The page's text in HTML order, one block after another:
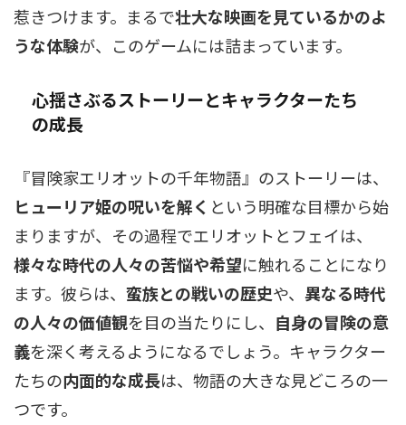
惹きつけます。まるで壮大な映画を見ているかのよ
うな体験が、このゲームには詰まっています。
心揺さぶるストーリーとキャラクターたち
の成長
『冒険家エリオットの千年物語』のストーリーは、
ヒューリア姫の呪いを解く という明確な目標から始
まりますが、その過程でエリオットとフェイは、
様々な時代の人々の苦悩や希望に触れることになり
ます。彼らは、 蛮族との戦いの歴史や、 異なる時代
の人々の価値観を目の当たりにし、 自身の冒険の意
義を深く考えるようになるでしょう。キャラクター
たちの内面的な成長は、物語の大きな見どころの一
つです。